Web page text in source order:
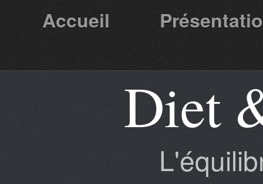
Accueil
Partenaires Diet